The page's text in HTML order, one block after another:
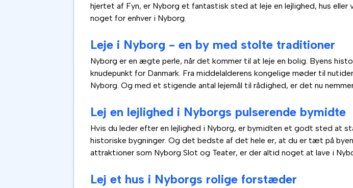
hjertet af Fyn, er Nyborg et fantastisk sted at leje en lejlighed, hus
noget for enhver i Nyborg.
Leje i Nyborg - en by med stolte traditioner
Nyborg er en ægte perle, når det kommer til at leje en bolig. Byens
knudepunkt for Danmark. Fra middelalderens kongelige møder til
Nyborg. Og med et stigende antal lejemål til rådighed, er det nu
Lej en lejlighed i Nyborgs pulserende bymidte
Hvis du leder efter en lejlighed i Nyborg, er bymidten et godt sted at
historiske bygninger. Og det bedste af det hele er, at du er tæt på
attraktioner som Nyborg Slot og Teater, er der altid noget at lave i
Lej et hus i Nyborgs rolige forstæder